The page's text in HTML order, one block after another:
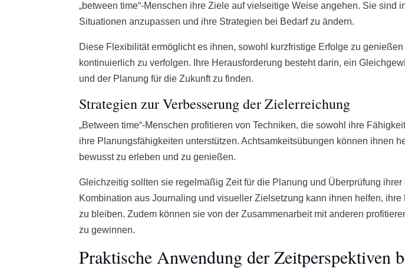
„between time“-Menschen ihre Ziele auf vielseitige Weise angehen. Sie sind
Situationen anzupassen und ihre Strategien bei Bedarf zu ändern.
Diese Flexibilität ermöglicht es ihnen, sowohl kurzfristige Erfolge zu
kontinuierlich zu verfolgen. Ihre Herausforderung besteht darin, ein
und der Planung für die Zukunft zu finden.
Strategien zur Verbesserung der Zielerreichung
„Between time“-Menschen profitieren von Techniken, die sowohl ihre
ihre Planungsfähigkeiten unterstützen. Achtsamkeitsübungen können ihnen
bewusst zu erleben und zu genießen.
Gleichzeitig sollten sie regelmäßig Zeit für die Planung und Überprüfung
Kombination aus Journaling und visueller Zielsetzung kann ihnen helfen,
zu bleiben. Zudem können sie von der Zusammenarbeit mit anderen
zu gewinnen.
Praktische Anwendung der Zeitperspektiven